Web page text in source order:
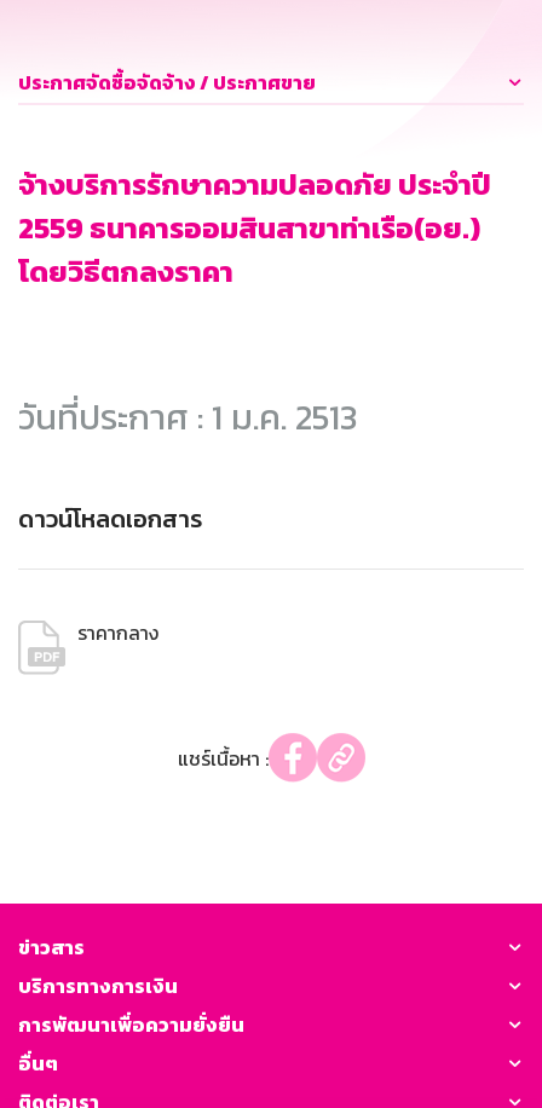
ประกาศจัดซื้อจัดจ้าง / ประกาศขาย
จ้างบริการรักษาความปลอดภัย ประจำปี
2559 ธนาคารออมสินสาขาท่าเรือ(อย.)
โดยวิธีตกลงราคา
วันที่ประกาศ : 1 ม.ค. 2513
ดาวน์โหลดเอกสาร
ราคากลาง
แชร์เนื้อหา :
ข่าวสาร
บริการทางการเงิน
การพัฒนาเพื่อความยั่งยืน
อื่นๆ